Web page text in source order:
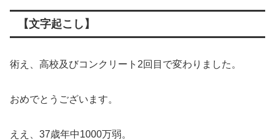
【文字起こし】
術え、高校及びコンクリート2回目で変わりました。
おめでとうございます。
ええ、37歳年中1000万弱。